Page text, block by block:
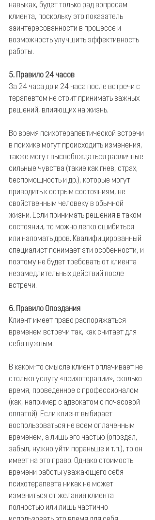
навыках, будет только рад вопросам
клиента, поскольку это показатель
заинтересованности в процессе и
возможность улучшить эффективность
работы.
5. Правило 24 часов
За 24 часа до и 24 часа после встречи с
терапевтом не стоит принимать важных
решений, влияющих на жизнь.
Во время психотерапевтической встречи
в психике могут происходить изменения,
также могут высвобождаться различные
сильные чувства (такие как гнев, страх,
беспомощность и др.), которые могут
приводить к острым состояниям, не
свойственным человеку в обычной
жизни. Если принимать решения в таком
состоянии, то можно легко ошибиться
или наломать дров. Квалифицированный
специалист понимает эти особенности, и
поэтому не будет требовать от клиента
незамедлительных действий после
встречи.
6. Правило Опоздания
Клиент имеет право распоряжаться
временем встречи так, как считает для
себя нужным.
В каком-то смысле клиент оплачивает не
столько услугу «психотерапии», сколько
время, проведенное с профессионалом
(как, например с адвокатом с почасовой
оплатой). Если клиент выбирает
воспользоваться не всем оплаченным
временем, а лишь его частью (опоздал,
забыл, нужно уйти пораньше и т.п.), то он
имеет на это право. Однако стоимость
времени работы уважающего себя
психотерапевта никак не может
измениться от желания клиента
полностью или лишь частично